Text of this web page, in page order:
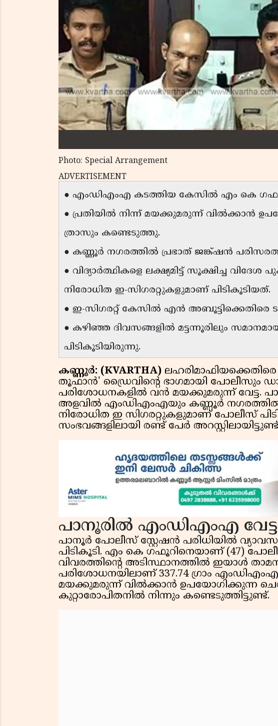
Photo: Special Arrangement
ADVERTISEMENT
● എംഡിഎംഎ കടത്തിയ കേസിൽ എം കെ
● പ്രതിയിൽ നിന്ന് മയക്കുമരുന്ന് വിൽക്കാൻ
ത്രാസും കണ്ടെടുത്തു.
● കണ്ണൂർ നഗരത്തിൽ പ്രഭാത് ജങ്ക്ഷൻ
● വിദ്യാർത്ഥികളെ ലക്ഷ്യമിട്ട് സൂക്ഷിച്ച വിദേശ
നിരോധിത ഇ-സിഗരറ്റുകളുമാണ് പിടികൂടിയത്.
● ഇ-സിഗരറ്റ് കേസിൽ എൻ
● കഴിഞ്ഞ ദിവസങ്ങളിൽ മട്ടന്നൂരിലും
പിടികൂടിയിരുന്നു.
കണ്ണൂർ: (KVARTHA)
തൂഫാൻ' ഡ്രൈവിൻ്റെ ഭാഗമായി പോലീസും
പരിശോധനകളിൽ വൻ മയക്കുമരുന്ന് വേട്ട.
അളവിൽ എംഡിഎംഎയും കണ്ണൂർ നഗരത്തിൽ
നിരോധിത ഇ സിഗരറ്റുകളുമാണ് പോലീസ്
സംഭവങ്ങളിലായി രണ്ട് പേർ
പാനൂരിൽ എംഡിഎംഎ വേട്ട
പാനൂർ പോലീസ് സ്റ്റേഷൻ പരിധിയിൽ
പിടികൂടി. എം കെ ഗഫൂറിനെയാണ് (47)
വിവരത്തിൻ്റെ അടിസ്ഥാനത്തിൽ ഇയാൾ
പരിശോധനയിലാണ് 337.74 ഗ്രാം
മയക്കുമരുന്ന് വിൽക്കാൻ ഉപയോഗിക്കുന്ന
കുറ്റാരോപിതനിൽ നിന്നും കണ്ടെടുത്തിട്ടുണ്ട്.